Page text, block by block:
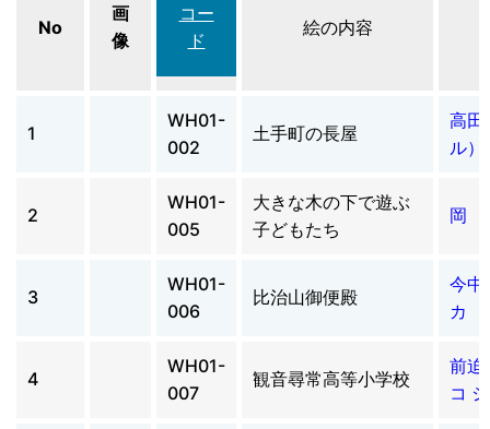
No
画
像
コー
ド
絵の内容
1
WH01-
002
土手町の長屋
高
ル）
2
WH01-
005
大きな木の下で遊ぶ
子どもたち
岡
3
WH01-
006
比治山御便殿
今
カ
4
WH01-
007
観音尋常高等小学校
前
コ